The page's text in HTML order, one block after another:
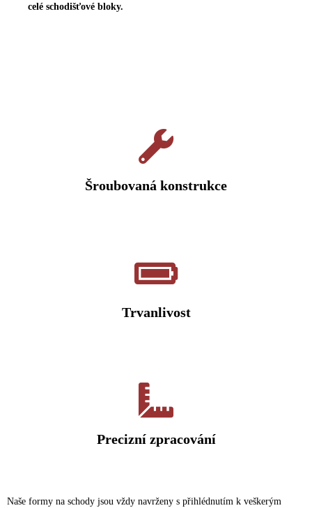
celé schodišťové bloky.
Šroubovaná konstrukce
Trvanlivost
Precizní zpracování
Naše formy na schody jsou vždy navrženy s přihlédnutím k veškerým